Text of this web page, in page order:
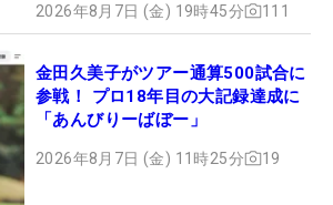
2026年8月7日 (金) 19時45分 111
金田久美子がツアー通算500試合に
参戦！ プロ18年目の大記録達成に
「あんびりーばぼー」
2026年8月7日 (金) 11時25分 19